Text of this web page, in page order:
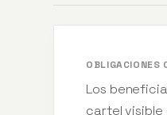
OBLIGACIONES
Los
cartel visible